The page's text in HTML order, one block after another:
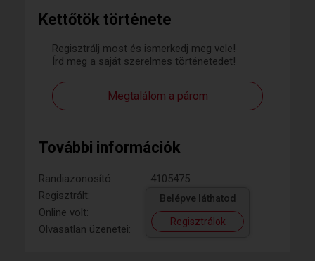
Kettőtök története
Regisztrálj most és ismerkedj meg vele!
Írd meg a saját szerelmes történetedet!
Megtalálom a párom
További információk
Randiazonosító:
4105475
Regisztrált:
Online volt:
Olvasatlan üzenetei:
Belépve láthatod
Regisztrálok